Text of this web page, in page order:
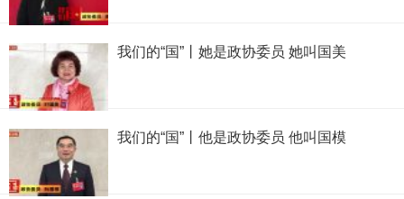
我们的“国”丨她是政协委员 她叫国美
我们的“国”丨他是政协委员 他叫国模